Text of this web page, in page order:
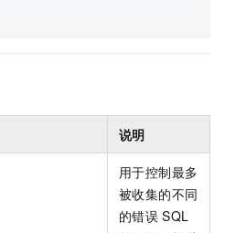
说明
用于控制最多
被收集的不同
的错误 SQL